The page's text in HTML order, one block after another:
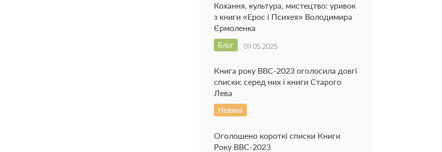
Кохання, культура, мистецтво: уривок
з книги «Ерос і Психея» Володимира
Єрмоленка
09.05.2025
Блог
Книга року BBC-2023 оголосила довгі
списки: серед них і книги Старого
Лева
Новина
Оголошено короткі списки Книги
Року BBC-2023